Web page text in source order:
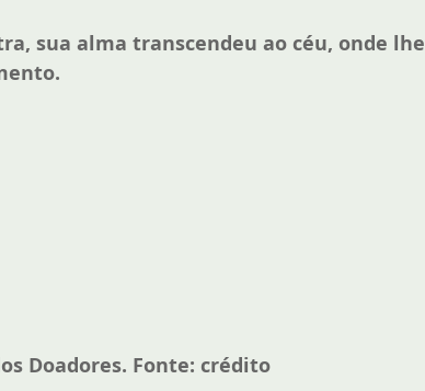
sua alma transcendeu ao céu, onde lhe
Doadores. Fonte: crédito